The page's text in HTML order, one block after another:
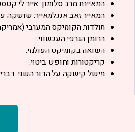
המאיירת מרב סלומון: אייר לי
המאייר זאב אנגלמאייר: שושקה
תולדות הקומיקס המערבי
הרומן הגרפי העכשווי.
השואה בקומיקס העולמי.
קריקטורות וחופש ביטוי.
מישל קישקה על הדור השני: